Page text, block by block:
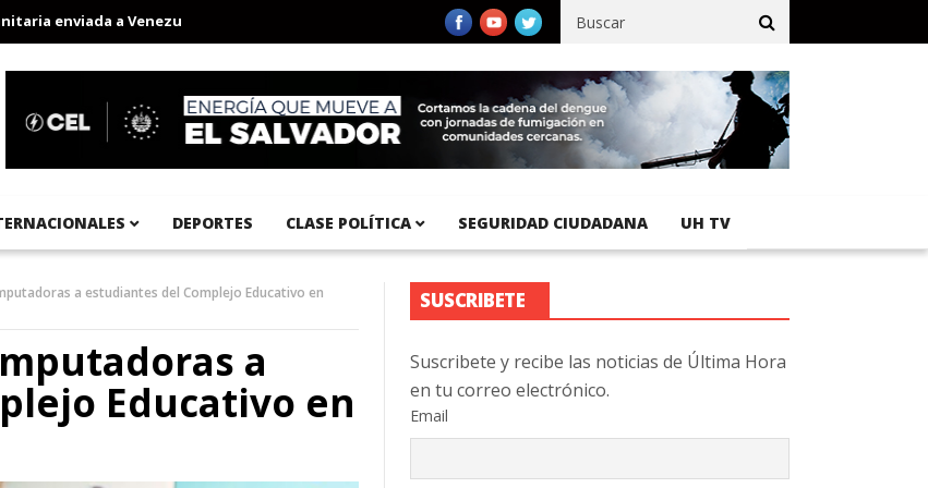
enviada a Venezuela Aeropuerto Internacional del Pacífico registra 92 % de avance en obras de terracería
DEPORTES CLASE POLÍTICA SEGURIDAD CIUDADANA UH TV
a estudiantes del Complejo Educativo en
a
Educativo en
SUSCRIBETE
Suscribete y recibe las noticias de Última Hora
en tu correo electrónico.
Email